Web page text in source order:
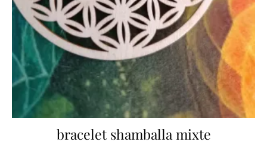
bracelet shamballa mixte